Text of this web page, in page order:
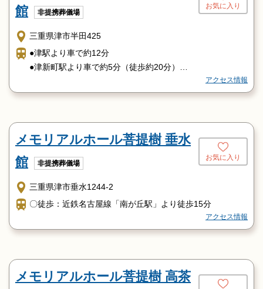
館
非提携葬儀場
お気に入り
三重県津市半田425
●津駅より車で約12分
●津新町駅より車で約5分（徒歩約20分）
●津インターより車で約15分
アクセス情報
メモリアルホール菩提樹 垂水
館
非提携葬儀場
お気に入り
三重県津市垂水1244-2
〇徒歩：近鉄名古屋線「南が丘駅」より徒歩15分
アクセス情報
メモリアルホール菩提樹 高茶